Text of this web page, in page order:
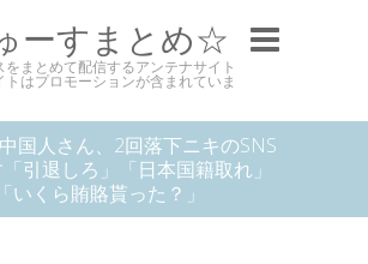
ーすまとめ☆
をまとめて配信するアンテナサイト
トはプロモーションが含まれていま
中国人さん、2回落下ニキのSNS
引退しろ」「日本国籍取れ」
「いくら賄賂貰った？」